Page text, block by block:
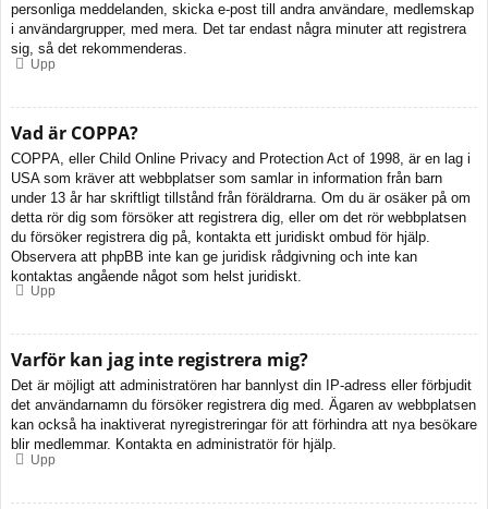
personliga meddelanden, skicka e-post till andra användare, medlemskap
i användargrupper, med mera. Det tar endast några minuter att registrera
sig, så det rekommenderas.
Upp
Vad är COPPA?
COPPA, eller Child Online Privacy and Protection Act of 1998, är en lag i
USA som kräver att webbplatser som samlar in information från barn
under 13 år har skriftligt tillstånd från föräldrarna. Om du är osäker på om
detta rör dig som försöker att registrera dig, eller om det rör webbplatsen
du försöker registrera dig på, kontakta ett juridiskt ombud för hjälp.
Observera att phpBB inte kan ge juridisk rådgivning och inte kan
kontaktas angående något som helst juridiskt.
Upp
Varför kan jag inte registrera mig?
Det är möjligt att administratören har bannlyst din IP-adress eller förbjudit
det användarnamn du försöker registrera dig med. Ägaren av webbplatsen
kan också ha inaktiverat nyregistreringar för att förhindra att nya besökare
blir medlemmar. Kontakta en administratör för hjälp.
Upp